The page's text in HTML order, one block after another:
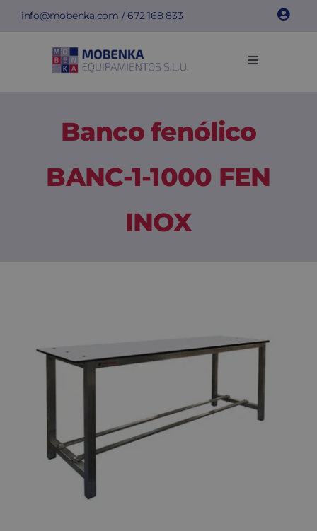
Saltar
contenido
info@mobenka.com /672 168 833
Toggle
Instalaciones
Banco fenólico
BANC-1-1000 FEN
INOX